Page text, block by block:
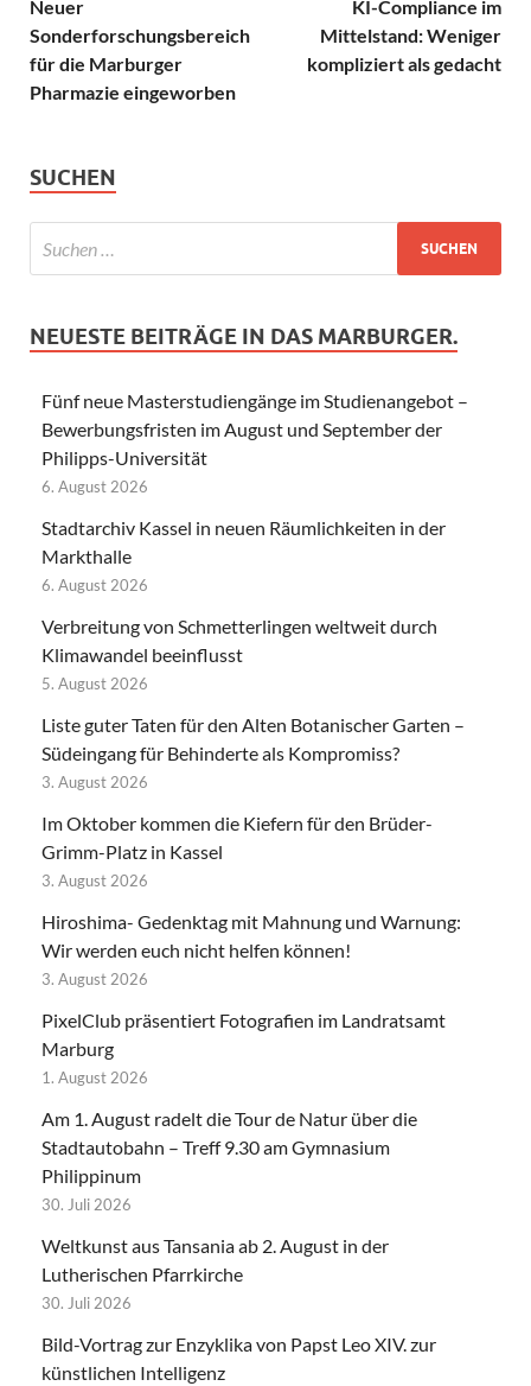
Neuer
Sonderforschungsbereich
für die Marburger
Pharmazie eingeworben
KI-Compliance im
Mittelstand: Weniger
kompliziert als gedacht
SUCHEN
NEUESTE BEITRÄGE IN DAS MARBURGER.
Fünf neue Masterstudiengänge im Studienangebot –
Bewerbungsfristen im August und September der
Philipps-Universität
6. August 2026
Stadtarchiv Kassel in neuen Räumlichkeiten in der
Markthalle
6. August 2026
Verbreitung von Schmetterlingen weltweit durch
Klimawandel beeinflusst
5. August 2026
Liste guter Taten für den Alten Botanischer Garten –
Südeingang für Behinderte als Kompromiss?
3. August 2026
Im Oktober kommen die Kiefern für den Brüder-
Grimm-Platz in Kassel
3. August 2026
Hiroshima- Gedenktag mit Mahnung und Warnung:
Wir werden euch nicht helfen können!
3. August 2026
PixelClub präsentiert Fotografien im Landratsamt
Marburg
1. August 2026
Am 1. August radelt die Tour de Natur über die
Stadtautobahn – Treff 9.30 am Gymnasium
Philippinum
30. Juli 2026
Weltkunst aus Tansania ab 2. August in der
Lutherischen Pfarrkirche
30. Juli 2026
Bild-Vortrag zur Enzyklika von Papst Leo XIV. zur
künstlichen Intelligenz